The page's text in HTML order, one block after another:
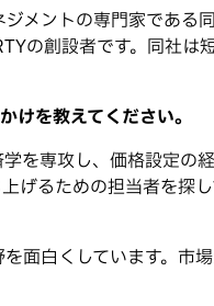
メントの専門家である
の創設者です。同社
けを教えてください。
専攻し、価格設定の
るための担当者を探
面白くしています。市